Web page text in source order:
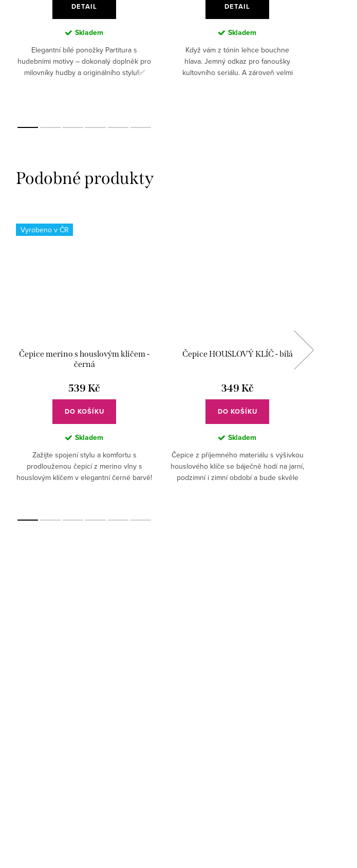
DETAIL
Skladem
Elegantní bílé ponožky Partitura s
hudebními motivy – dokonalý doplněk pro
milovníky hudby a originálního stylu!✅
DETAIL
Skladem
Když vám z tónin lehce bouchne
hlava. Jemný odkaz pro fanoušky
kultovního seriálu. A zároveň velmi
Vyrobeno v ČR
Čepice merino s houslovým klíčem -
černá
539 Kč
DO KOŠÍKU
Skladem
Zažijte spojení stylu a komfortu s
prodlouženou čepicí z merino vlny s
houslovým klíčem v elegantní černé barvě!
Čepice HOUSLOVÝ KLÍČ - bílá
349 Kč
DO KOŠÍKU
Skladem
Čepice z příjemného materiálu s výšivkou
houslového klíče se báječně hodí na jarní,
podzimní i zimní období a bude skvěle